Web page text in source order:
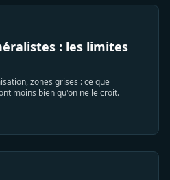
: les limites
zones grises : ce que
moins bien qu'on ne le croit.